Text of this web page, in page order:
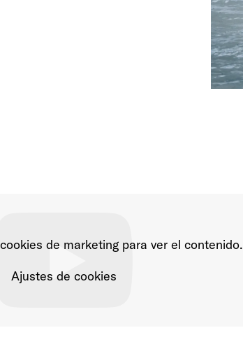
de marketing para ver el contenido.
Ajustes de cookies